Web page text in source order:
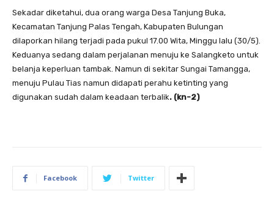
Sekadar diketahui, dua orang warga Desa Tanjung Buka,
Kecamatan Tanjung Palas Tengah, Kabupaten Bulungan
dilaporkan hilang terjadi pada pukul 17.00 Wita, Minggu lalu (30/5).
Keduanya sedang dalam perjalanan menuju ke Salangketo untuk
belanja keperluan tambak. Namun di sekitar Sungai Tamangga,
menuju Pulau Tias namun didapati perahu ketinting yang
digunakan sudah dalam keadaan terbalik. (kn-2)
Facebook Twitter